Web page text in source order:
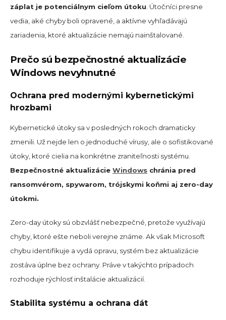
záplat je potenciálnym cieľom útoku . Útočníci presne
vedia, aké chyby boli opravené, a aktívne vyhľadávajú
zariadenia, ktoré aktualizácie nemajú nainštalované.
Prečo sú bezpečnostné aktualizácie
Windows nevyhnutné
Ochrana pred modernými kybernetickými
hrozbami
Kybernetické útoky sa v posledných rokoch dramaticky
zmenili. Už nejde len o jednoduché vírusy, ale o sofistikované
útoky, ktoré cielia na konkrétne zraniteľnosti systému.
Bezpečnostné aktualizácie Windows chránia pred
ransomvérom, spywarom, trójskymi koňmi aj zero-day
útokmi.
Zero-day útoky sú obzvlášť nebezpečné, pretože využívajú
chyby, ktoré ešte neboli verejne známe. Ak však Microsoft
chybu identifikuje a vydá opravu, systém bez aktualizácie
zostáva úplne bez ochrany. Práve v takýchto prípadoch
rozhoduje rýchlosť inštalácie aktualizácií.
Stabilita systému a ochrana dát